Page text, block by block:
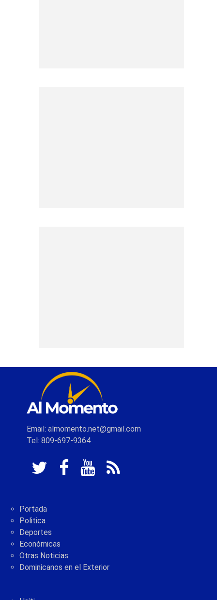
Email: almomento.net@gmail.com
Tel: 809-697-9364
Portada
Politica
Deportes
Económicas
Otras Noticias
Dominicanos en el Exterior